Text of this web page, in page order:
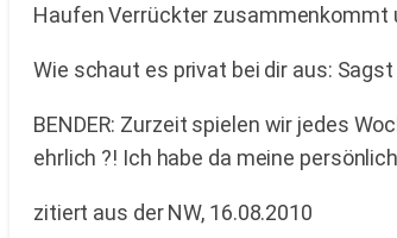
Haufen Verrückter zusammenkommt
Wie schaut es privat bei dir aus:
BENDER: Zurzeit spielen wir jedes
ehrlich ?! Ich habe da meine
zitiert aus der NW, 16.08.2010